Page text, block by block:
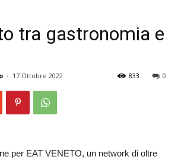
tra gastronomia e
- 17 Ottobre 2022 0
833
per EAT VENETO, un network di oltre